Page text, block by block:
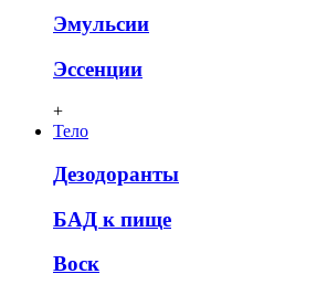
Эмульсии
Эссенции
+
Тело
Дезодоранты
БАД к пище
Воск